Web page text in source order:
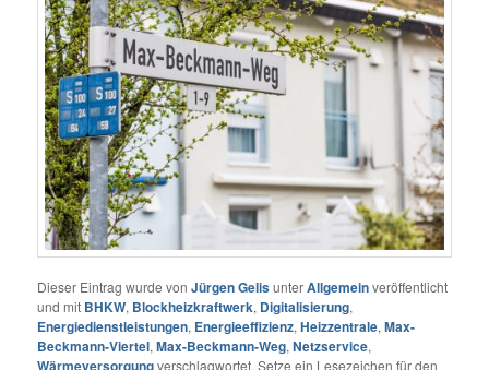
Dieser Eintrag wurde vonJürgen GelisunterAllgemeinveröffentlicht
und mit BHKW, Blockheizkraftwerk, Digitalisierung,
Energiedienstleistungen, Energieeffizienz,Heizzentrale,Max-
Beckmann-Viertel,Max-Beckmann-Weg,Netzservice,
Wärmeversorgungverschlagwortet. Setze ein Lesezeichen für den